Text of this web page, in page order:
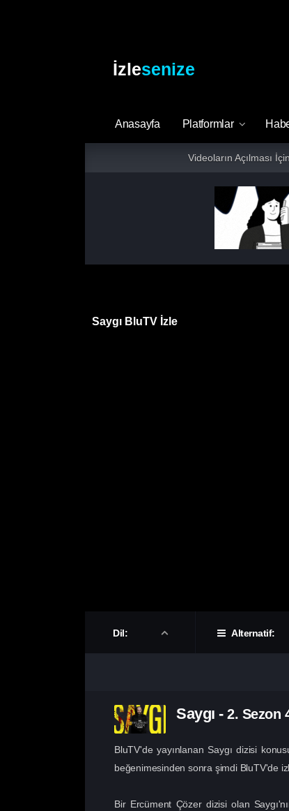
İzlesenize
Anasayfa Platformlar
Videoların Açılması
Saygı BluTV İzle
Dil: Alternatif:
Saygı - 2. Sezon
BluTV'de yayınlanan Saygı dizisi
beğenimesinden sonra şimdi BluTV'de
Bir Ercüment Çözer dizisi olan